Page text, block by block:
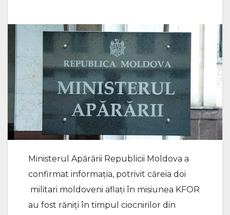
Ministerul Apărării Republicii Moldova a
confirmat informația, potrivit căreia doi
militari moldoveni aflați în misiunea KFOR
au fost răniți în timpul ciocnirilor din